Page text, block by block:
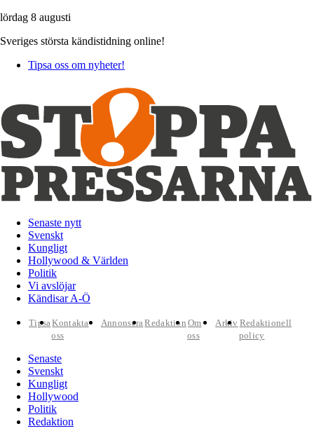
lördag 8 augusti
Sveriges största kändistidning online!
Tipsa oss om nyheter!
Senaste nytt
Svenskt
Kungligt
Hollywood & Världen
Politik
Vi avslöjar
Kändisar A-Ö
TipsaKontakta
oss
AnnonseraRedaktion Om
oss
Arkiv Redaktionell
policy
Senaste
Svenskt
Kungligt
Hollywood
Politik
Redaktion